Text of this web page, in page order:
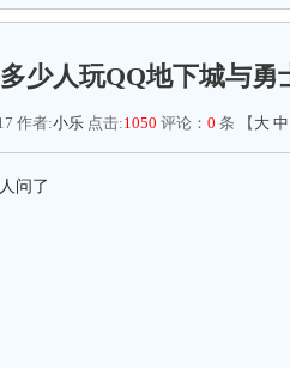
少人玩QQ地下城与勇
作者:小乐点击:1050 评论： 0 条 【 大 中
问了